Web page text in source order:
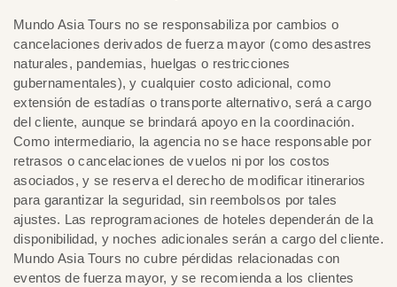
Mundo Asia Tours no se responsabiliza por cambios o
cancelaciones derivados de fuerza mayor (como desastres
naturales, pandemias, huelgas o restricciones
gubernamentales), y cualquier costo adicional, como
extensión de estadías o transporte alternativo, será a cargo
del cliente, aunque se brindará apoyo en la coordinación.
Como intermediario, la agencia no se hace responsable por
retrasos o cancelaciones de vuelos ni por los costos
asociados, y se reserva el derecho de modificar itinerarios
para garantizar la seguridad, sin reembolsos por tales
ajustes. Las reprogramaciones de hoteles dependerán de la
disponibilidad, y noches adicionales serán a cargo del cliente.
Mundo Asia Tours no cubre pérdidas relacionadas con
eventos de fuerza mayor, y se recomienda a los clientes